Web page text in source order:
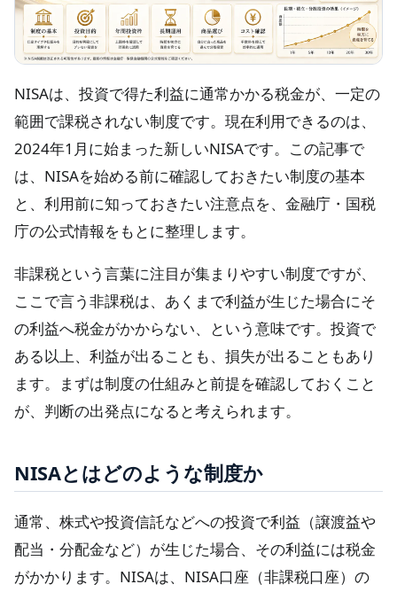
NISAは、投資で得た利益に通常かかる税金が、一定の
範囲で課税されない制度です。現在利用できるのは、
2024年1月に始まった新しいNISAです。この記事で
は、NISAを始める前に確認しておきたい制度の基本
と、利用前に知っておきたい注意点を、金融庁・国税
庁の公式情報をもとに整理します。
非課税という言葉に注目が集まりやすい制度ですが、
ここで言う非課税は、あくまで利益が生じた場合にそ
の利益へ税金がかからない、という意味です。投資で
ある以上、利益が出ることも、損失が出ることもあり
ます。まずは制度の仕組みと前提を確認しておくこと
が、判断の出発点になると考えられます。
NISAとはどのような制度か
通常、株式や投資信託などへの投資で利益（譲渡益や
配当・分配金など）が生じた場合、その利益には税金
がかかります。NISAは、NISA口座（非課税口座）の